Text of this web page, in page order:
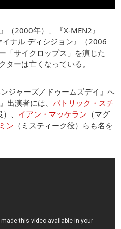
（2000年）、『X-MEN2』
イナル ディシジョン』（2006
「サイクロップス」を演じた
ーは亡くなっている。
ジャーズ／ドゥームズデイ』へ
』出演者には、 パトリック・スチ
、 イアン・マッケラン （マグ
ン （ミスティーク役）らも名を